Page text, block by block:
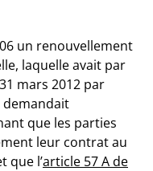
un renouvellement
laquelle avait par
mars 2012 par
demandait
que les parties
leur contrat au
que l’article 57 A de